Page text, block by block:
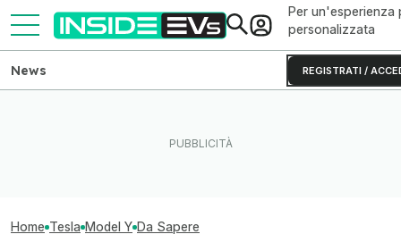
Per un'esperienza
personalizzata
REGISTRATI /
News
Home Tesla Model Y Da Sapere